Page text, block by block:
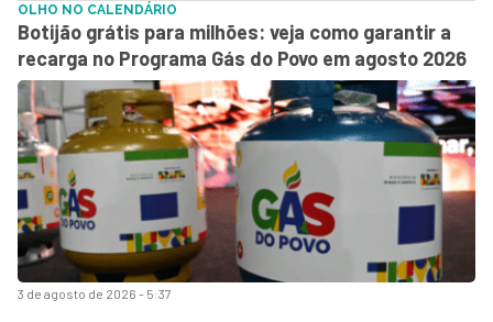
3 de agosto de 2026 - 5:37
OLHO NO CALENDÁRIO
Botijão grátis para milhões: veja como garantir a
recarga no Programa Gás do Povo em agosto 2026